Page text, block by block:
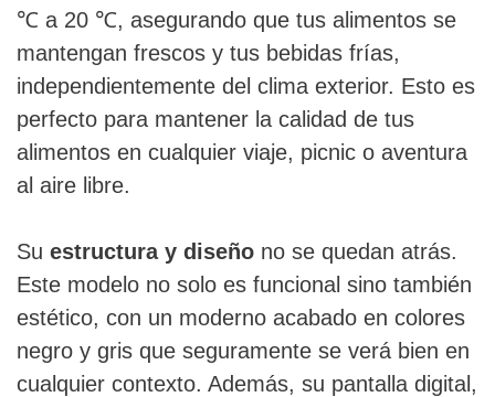
℃ a 20 ℃, asegurando que tus alimentos se
mantengan frescos y tus bebidas frías,
independientemente del clima exterior. Esto es
perfecto para mantener la calidad de tus
alimentos en cualquier viaje, picnic o aventura
al aire libre.
Su estructura y diseño no se quedan atrás.
Este modelo no solo es funcional sino también
estético, con un moderno acabado en colores
negro y gris que seguramente se verá bien en
cualquier contexto. Además, su pantalla digital,